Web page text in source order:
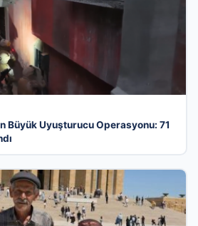
Büyük Uyuşturucu Operasyonu: 71